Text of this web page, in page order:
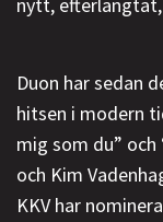
Duon har sedan
hitsen i modern
mig som du” och
och Kim
KKV har